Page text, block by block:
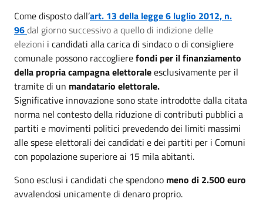
Come disposto dall’art. 13 della legge 6 luglio 2012, n.
96dal giorno successivo a quello di indizione delle
elezioni i candidati alla carica di sindaco o di consigliere
comunale possono raccoglierefondi per il finanziamento
della propria campagna elettoraleesclusivamente per il
tramite di un mandatario elettorale.
Significative innovazione sono state introdotte dalla citata
norma nel contesto della riduzione di contributi pubblici a
partiti e movimenti politici prevedendo dei limiti massimi
alle spese elettorali dei candidati e dei partiti per i Comuni
con popolazione superiore ai 15 mila abitanti.
Sono esclusi i candidati che spendono meno di 2.500 euro
avvalendosi unicamente di denaro proprio.